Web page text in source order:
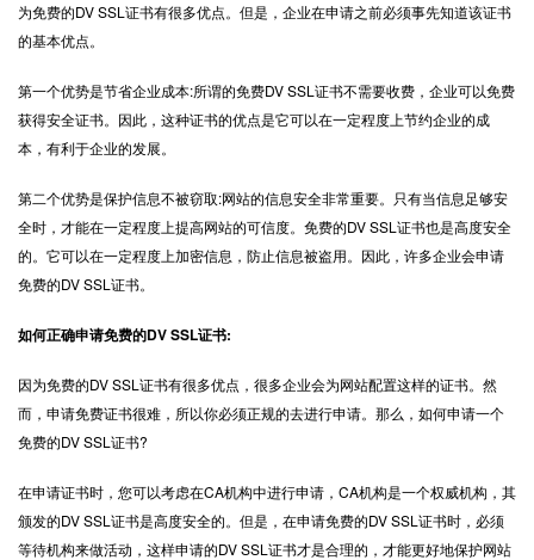
为免费的DV SSL证书有很多优点。但是，企业在申请之前必须事先知道该证书
的基本优点。
第一个优势是节省企业成本:所谓的免费DV SSL证书不需要收费，企业可以免费
获得安全证书。因此，这种证书的优点是它可以在一定程度上节约企业的成
本，有利于企业的发展。
第二个优势是保护信息不被窃取:网站的信息安全非常重要。只有当信息足够安
全时，才能在一定程度上提高网站的可信度。免费的DV SSL证书也是高度安全
的。它可以在一定程度上加密信息，防止信息被盗用。因此，许多企业会申请
免费的DV SSL证书。
如何正确申请免费的DV SSL证书:
因为免费的DV SSL证书有很多优点，很多企业会为网站配置这样的证书。然
而，申请免费证书很难，所以你必须正规的去进行申请。那么，如何申请一个
免费的DV SSL证书?
在申请证书时，您可以考虑在CA机构中进行申请，CA机构是一个权威机构，其
颁发的DV SSL证书是高度安全的。但是，在申请免费的DV SSL证书时，必须
等待机构来做活动，这样申请的DV SSL证书才是合理的，才能更好地保护网站